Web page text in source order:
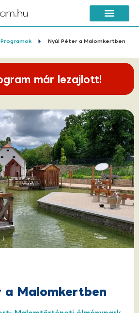
Programok Nyúl Péter a Malomkertben
már lezajlott!
a Malomkertben